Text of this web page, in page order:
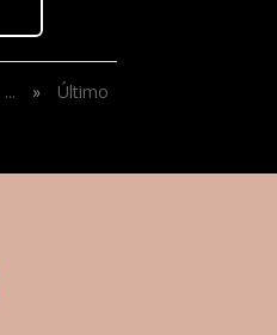
... » Último